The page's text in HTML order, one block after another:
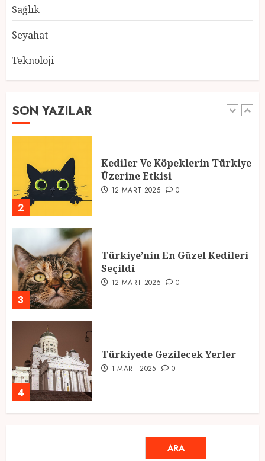
Sağlık
Seyahat
Teknoloji
SON YAZILAR
5
1
2025 En İyi Yaz Tatilleri
2
Kediler Ve Köpeklerin Türkiye
Üzerine Etkisi
12 MART 2025 0
3
Türkiye’nin En Güzel Kedileri
Seçildi
12 MART 2025 0
4
Türkiyede Gezilecek Yerler
1 MART 2025 0
Ramazan Ayı 2025: Manevi
Atmosfer ve Özel Hazırlıklar
ARA